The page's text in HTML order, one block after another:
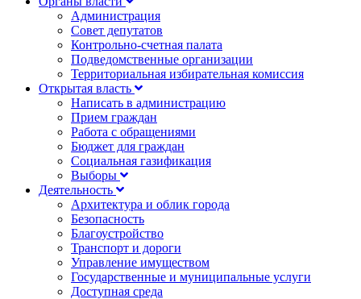
Администрация
Совет депутатов
Контрольно-счетная палата
Подведомственные организации
Территориальная избирательная комиссия
Открытая власть
Написать в администрацию
Прием граждан
Работа с обращениями
Бюджет для граждан
Социальная газификация
Выборы
Деятельность
Архитектура и облик города
Безопасность
Благоустройство
Транспорт и дороги
Управление имуществом
Государственные и муниципальные услуги
Доступная среда